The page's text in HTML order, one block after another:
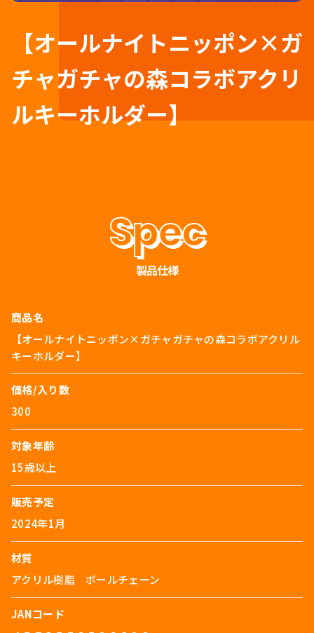
【オールナイトニッポン×ガ
チャガチャの森コラボアクリ
ルキーホルダー】
製品仕様
商品名
【オールナイトニッポン×ガチャガチャの森コラボアクリル
キーホルダー】
価格/入り数
300
対象年齢
15歳以上
販売予定
2024年1月
材質
アクリル樹脂 ボールチェーン
JANコード